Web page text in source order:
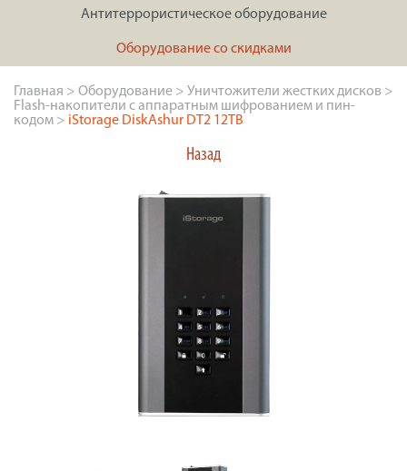
Антитеррористическое оборудование
Оборудование со скидками
Главная > Оборудование > Уничтожители жестких дисков >
Flash-накопители с аппаратным шифрованием и пин-
кодом > iStorage DiskAshur DT2 12TB
Назад